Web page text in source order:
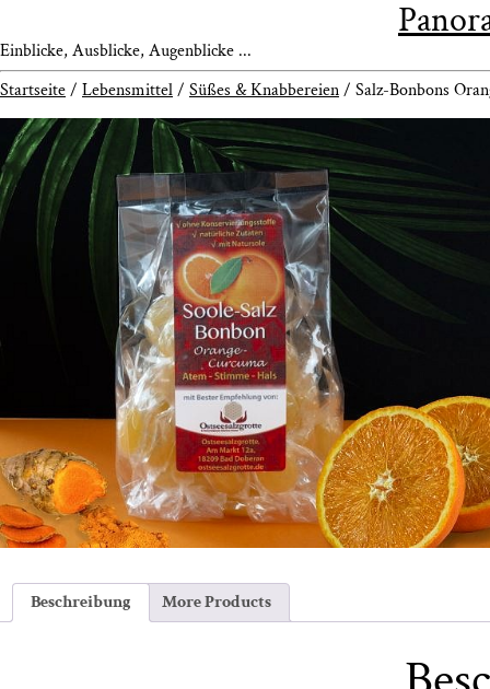
Einblicke, Ausblicke, Augenblicke ...
Startseite/ Lebensmittel/ Süßes & Knabbereien/ Salz-Bon­bons
Beschreibung More Products